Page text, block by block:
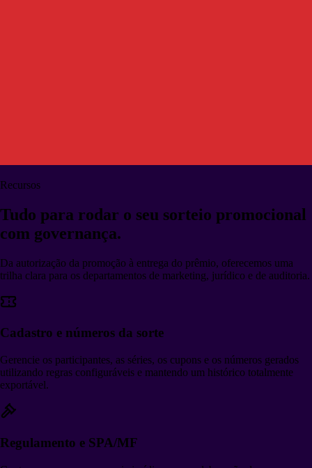
Recursos
Tudo para rodar o seu sorteio promocional
com governança.
Da autorização da promoção à entrega do prêmio, oferecemos uma
trilha clara para os departamentos de marketing, jurídico e de auditoria.
Cadastro e números da sorte
Gerencie os participantes, as séries, os cupons e os números gerados
utilizando regras configuráveis e mantendo um histórico totalmente
exportável.
Regulamento e SPA/MF